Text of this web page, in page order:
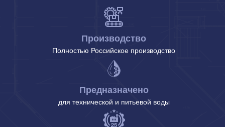
Производство
Полностью Российское производство
Предназначено
для технической и питьевой воды